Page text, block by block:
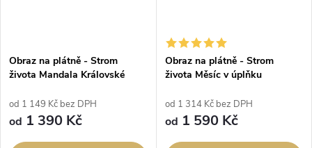
Obraz na plátně - Strom
života Mandala Královské
od 1 149 Kč bez DPH
od 1 390 Kč
Obraz na plátně - Strom
života Měsíc v úplňku
od 1 314 Kč bez DPH
od 1 590 Kč